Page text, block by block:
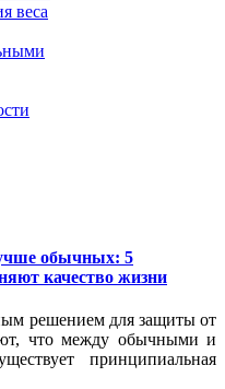
веса
обычных: 5
качество жизни
решением для защиты от
что между обычными и
принципиальная